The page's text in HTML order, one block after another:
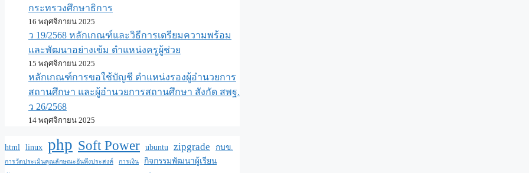
กระทรวงศึกษาธิการ
16 พฤศจิกายน 2025
ว 19/2568 หลักเกณฑ์และวิธีการเตรียมความพร้อม
และพัฒนาอย่างเข้ม ตำแหน่งครูผู้ช่วย
15 พฤศจิกายน 2025
หลักเกณฑ์การขอใช้บัญชี ตำแหน่งรองผู้อำนวยการ
สถานศึกษา และผู้อำนวยการสถานศึกษา สังกัด สพฐ.
ว 26/2568
14 พฤศจิกายน 2025
html linux php Soft Power ubuntu zipgrade กบข.
การวัดประเมินคุณลักษณะอันพึงประสงค์ การเงิน
กิจกรรมพัฒนาผู้เรียน